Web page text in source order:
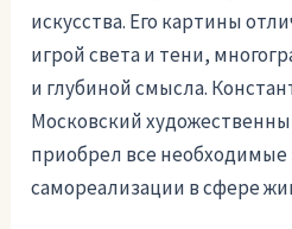
искусства. Его картины
игрой света и тени,
и глубиной смысла.
Московский
приобрел все
самореализации в сфере